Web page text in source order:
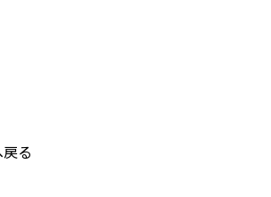
る